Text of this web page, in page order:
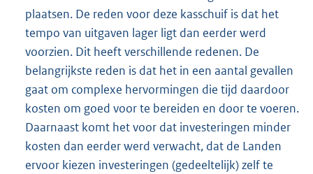
plaatsen. De reden voor deze kasschuif is dat het
tempo van uitgaven lager ligt dan eerder werd
voorzien. Dit heeft verschillende redenen. De
belangrijkste reden is dat het in een aantal gevallen
gaat om complexe hervormingen die tijd daardoor
kosten om goed voor te bereiden en door te voeren.
Daarnaast komt het voor dat investeringen minder
kosten dan eerder werd verwacht, dat de Landen
ervoor kiezen investeringen (gedeeltelijk) zelf te